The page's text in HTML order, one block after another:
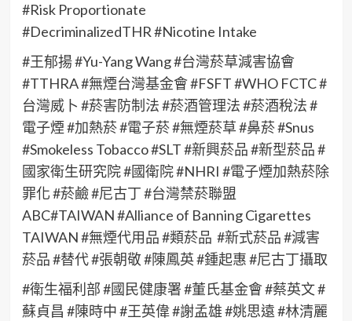
#Risk Proportionate
#DecriminalizedTHR #Nicotine Intake
#王郁揚 #Yu-Yang Wang #台灣菸草減害協會
#TTHRA #無煙台灣基金會 #FSFT #WHO FCTC #
台灣威卜 #菸害防制法 #菸酒管理法 #菸酒稅法 #
電子煙 #加熱菸 #電子菸 #無煙菸草 #鼻菸 #Snus
#Smokeless Tobacco #SLT #新興菸品 #新型菸品 #
國家衛生研究院 #國衛院 #NHRI #電子煙加熱菸除
罪化 #菸鹼 #尼古丁 #台灣禁菸聯盟
ABC#TAIWAN #Alliance of Banning Cigarettes
TAIWAN #無煙代用品 #類菸品 #新式菸品 #減害
菸品 #替代 #張朝敬 #陳鳳英 #鍾起惠 #尼古丁攝取
#衛生福利部 #國民健康署 #董氏基金會 #蔡英文 #
蘇貞昌 #陳時中 #王英偉 #謝孟雄 #姚思遠 #林清麗